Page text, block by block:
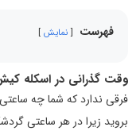
فهرست نمایش
وقت گذرانی در اسکله
فرقی ندارد که شما چه
بروید زیرا در هر ساعتی